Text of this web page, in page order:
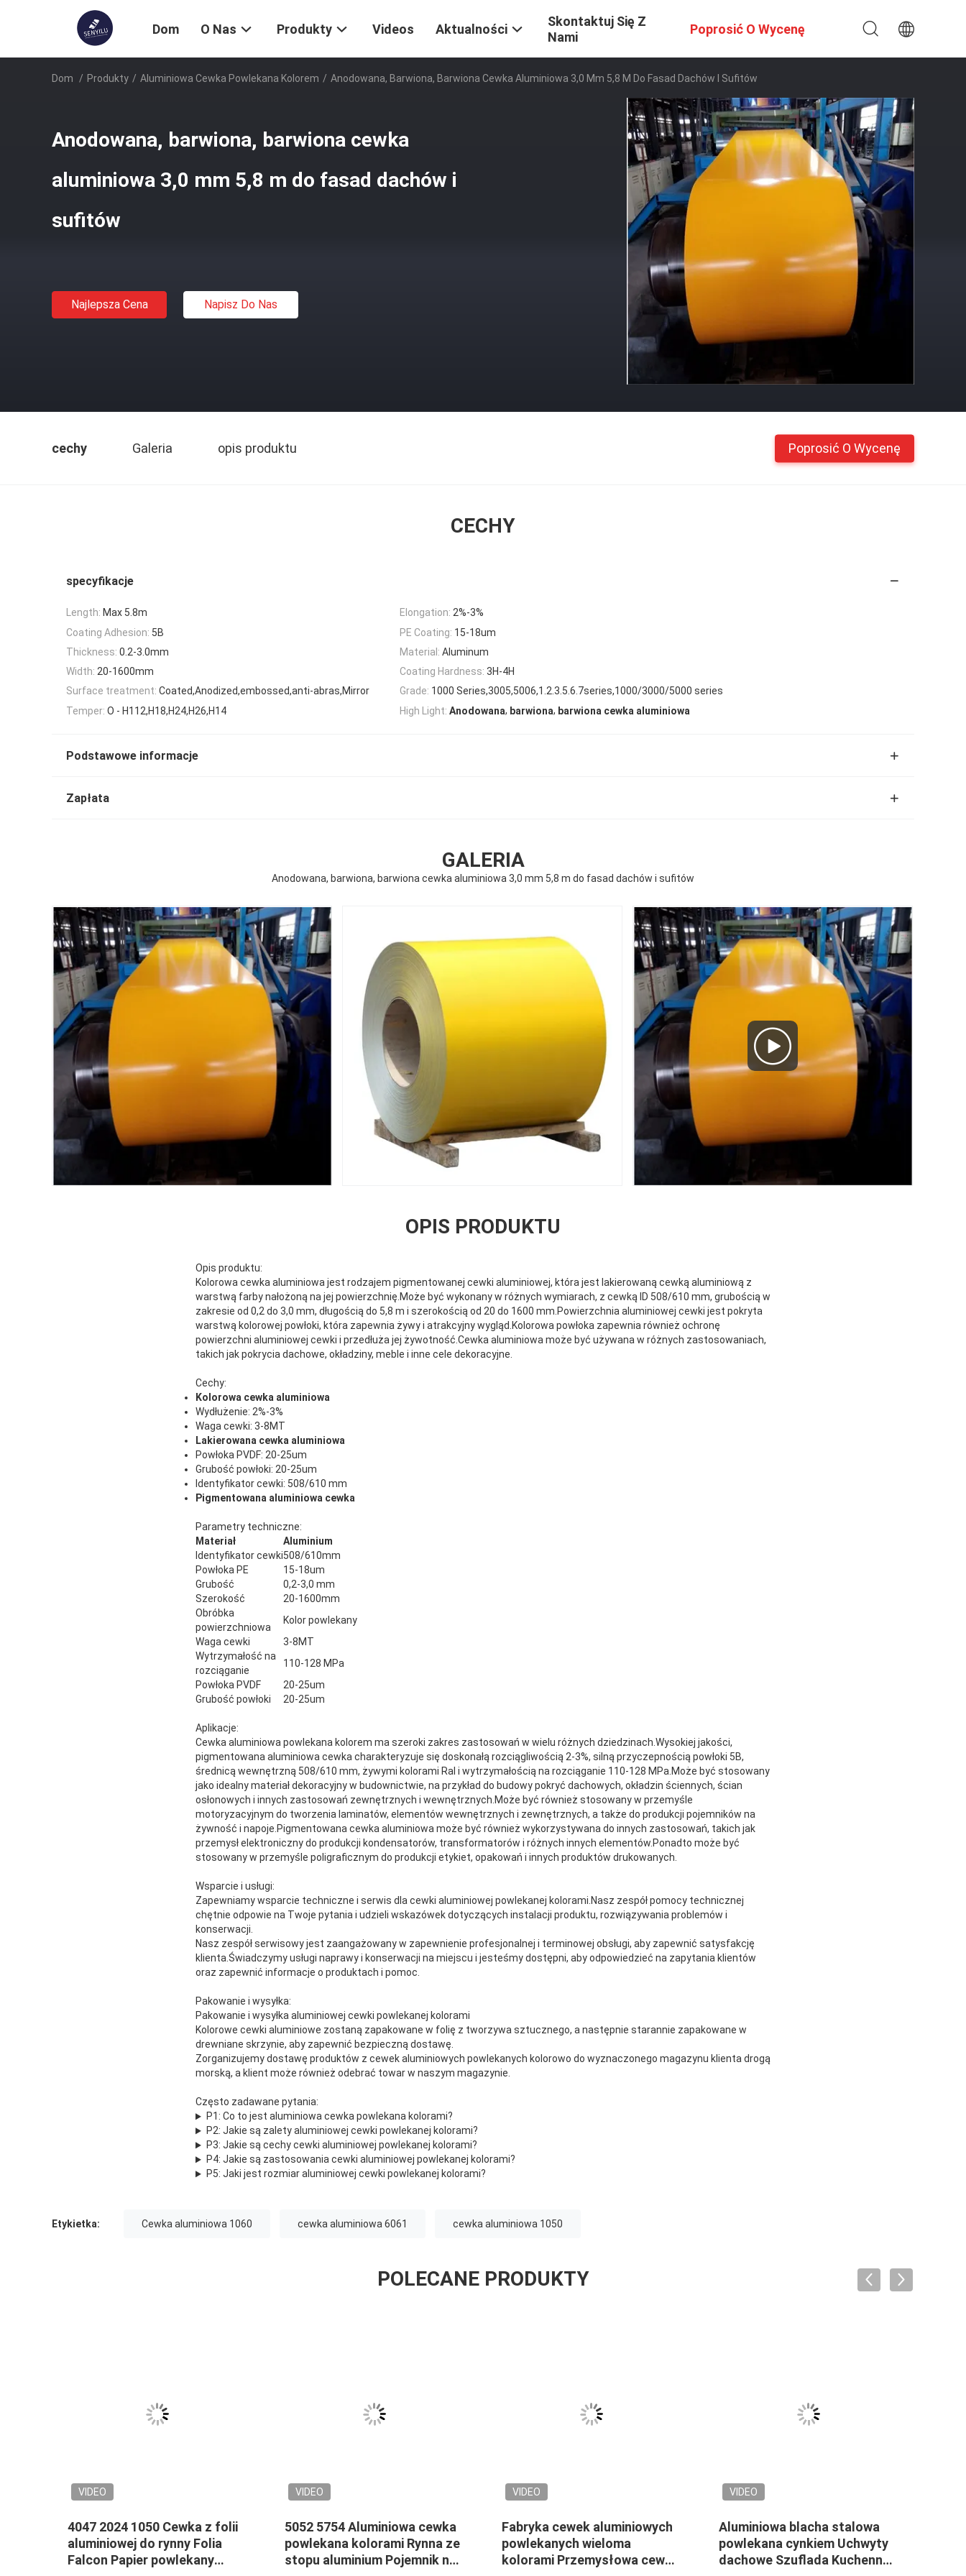
Dom O Nas Produkty Videos Aktualności
Skontaktuj Się Z
Nami
Poprosić O Wycenę
Dom / Produkty / Aluminiowa Cewka Powlekana Kolorem / Anodowana, Barwiona, Barwiona Cewka Aluminiowa 3,0 Mm 5,8 M Do Fasad Dachów I Sufitów
Anodowana, barwiona, barwiona cewka
aluminiowa 3,0 mm 5,8 m do fasad dachów i
sufitów
Najlepsza Cena Napisz Do Nas
cechy Galeria opis produktu Poprosić O Wycenę
CECHY
specyfikacje
Length: Max 5.8m Elongation: 2%-3%
Coating Adhesion: 5B PE Coating: 15-18um
Thickness: 0.2-3.0mm Material: Aluminum
Width: 20-1600mm Coating Hardness: 3H-4H
Surface treatment: Coated,Anodized,embossed,anti-abras,Mirror Grade: 1000 Series,3005,5006,1.2.3.5.6.7series,1000/3000/5000 series
Temper: O - H112,H18,H24,H26,H14 High Light: Anodowana, barwiona, barwiona cewka aluminiowa
Podstawowe informacje
Zapłata
GALERIA
Anodowana, barwiona, barwiona cewka aluminiowa 3,0 mm 5,8 m do fasad dachów i sufitów
OPIS PRODUKTU
Opis produktu:
Kolorowa cewka aluminiowa jest rodzajem pigmentowanej cewki aluminiowej, która jest lakierowaną cewką aluminiową z
warstwą farby nałożoną na jej powierzchnię.Może być wykonany w różnych wymiarach, z cewką ID 508/610 mm, grubością w
zakresie od 0,2 do 3,0 mm, długością do 5,8 m i szerokością od 20 do 1600 mm.Powierzchnia aluminiowej cewki jest pokryta
warstwą kolorowej powłoki, która zapewnia żywy i atrakcyjny wygląd.Kolorowa powłoka zapewnia również ochronę
powierzchni aluminiowej cewki i przedłuża jej żywotność.Cewka aluminiowa może być używana w różnych zastosowaniach,
takich jak pokrycia dachowe, okładziny, meble i inne cele dekoracyjne.
Cechy:
Kolorowa cewka aluminiowa
Wydłużenie: 2%-3%
Waga cewki: 3-8MT
Lakierowana cewka aluminiowa
Powłoka PVDF: 20-25um
Grubość powłoki: 20-25um
Identyfikator cewki: 508/610 mm
Pigmentowana aluminiowa cewka
Parametry techniczne:
Materiał
Aluminium
Identyfikator cewki508/610mm
Powłoka PE
15-18um
Grubość
0,2-3,0 mm
Szerokość
20-1600mm
Obróbka
powierzchniowa
Kolor powlekany
Waga cewki
3-8MT
Wytrzymałość na
rozciąganie
110-128 MPa
Powłoka PVDF
20-25um
Grubość powłoki
20-25um
Aplikacje:
Cewka aluminiowa powlekana kolorem ma szeroki zakres zastosowań w wielu różnych dziedzinach.Wysokiej jakości,
pigmentowana aluminiowa cewka charakteryzuje się doskonałą rozciągliwością 2-3%, silną przyczepnością powłoki 5B,
średnicą wewnętrzną 508/610 mm, żywymi kolorami Ral i wytrzymałością na rozciąganie 110-128 MPa.Może być stosowany
jako idealny materiał dekoracyjny w budownictwie, na przykład do budowy pokryć dachowych, okładzin ściennych, ścian
osłonowych i innych zastosowań zewnętrznych i wewnętrznych.Może być również stosowany w przemyśle
motoryzacyjnym do tworzenia laminatów, elementów wewnętrznych i zewnętrznych, a także do produkcji pojemników na
żywność i napoje.Pigmentowana cewka aluminiowa może być również wykorzystywana do innych zastosowań, takich jak
przemysł elektroniczny do produkcji kondensatorów, transformatorów i różnych innych elementów.Ponadto może być
stosowany w przemyśle poligraficznym do produkcji etykiet, opakowań i innych produktów drukowanych.
Wsparcie i usługi:
Zapewniamy wsparcie techniczne i serwis dla cewki aluminiowej powlekanej kolorami.Nasz zespół pomocy technicznej
chętnie odpowie na Twoje pytania i udzieli wskazówek dotyczących instalacji produktu, rozwiązywania problemów i
konserwacji.
Nasz zespół serwisowy jest zaangażowany w zapewnienie profesjonalnej i terminowej obsługi, aby zapewnić satysfakcję
klienta.Świadczymy usługi naprawy i konserwacji na miejscu i jesteśmy dostępni, aby odpowiedzieć na zapytania klientów
oraz zapewnić informacje o produktach i pomoc.
Pakowanie i wysyłka:
Pakowanie i wysyłka aluminiowej cewki powlekanej kolorami
Kolorowe cewki aluminiowe zostaną zapakowane w folię z tworzywa sztucznego, a następnie starannie zapakowane w
drewniane skrzynie, aby zapewnić bezpieczną dostawę.
Zorganizujemy dostawę produktów z cewek aluminiowych powlekanych kolorowo do wyznaczonego magazynu klienta drogą
morską, a klient może również odebrać towar w naszym magazynie.
Często zadawane pytania:
P1: Co to jest aluminiowa cewka powlekana kolorami?
P2: Jakie są zalety aluminiowej cewki powlekanej kolorami?
P3: Jakie są cechy cewki aluminiowej powlekanej kolorami?
P4: Jakie są zastosowania cewki aluminiowej powlekanej kolorami?
P5: Jaki jest rozmiar aluminiowej cewki powlekanej kolorami?
Etykietka: Cewka aluminiowa 1060 cewka aluminiowa 6061 cewka aluminiowa 1050
POLECANE PRODUKTY
VIDEO
4047 2024 1050 Cewka z folii
aluminiowej do rynny Folia
Falcon Papier powlekany
VIDEO
5052 5754 Aluminiowa cewka
powlekana kolorami Rynna ze
stopu aluminium Pojemnik na
VIDEO
Fabryka cewek aluminiowych
powlekanych wieloma
kolorami Przemysłowa cewka
VIDEO
Aluminiowa blacha stalowa
powlekana cynkiem Uchwyty
dachowe Szuflada Kuchenna